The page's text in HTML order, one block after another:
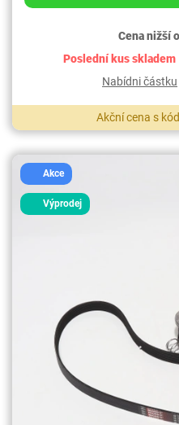
Cena nižší o
Poslední kus skladem
Nabídni částku
Akční cena s
Akce
Výprodej